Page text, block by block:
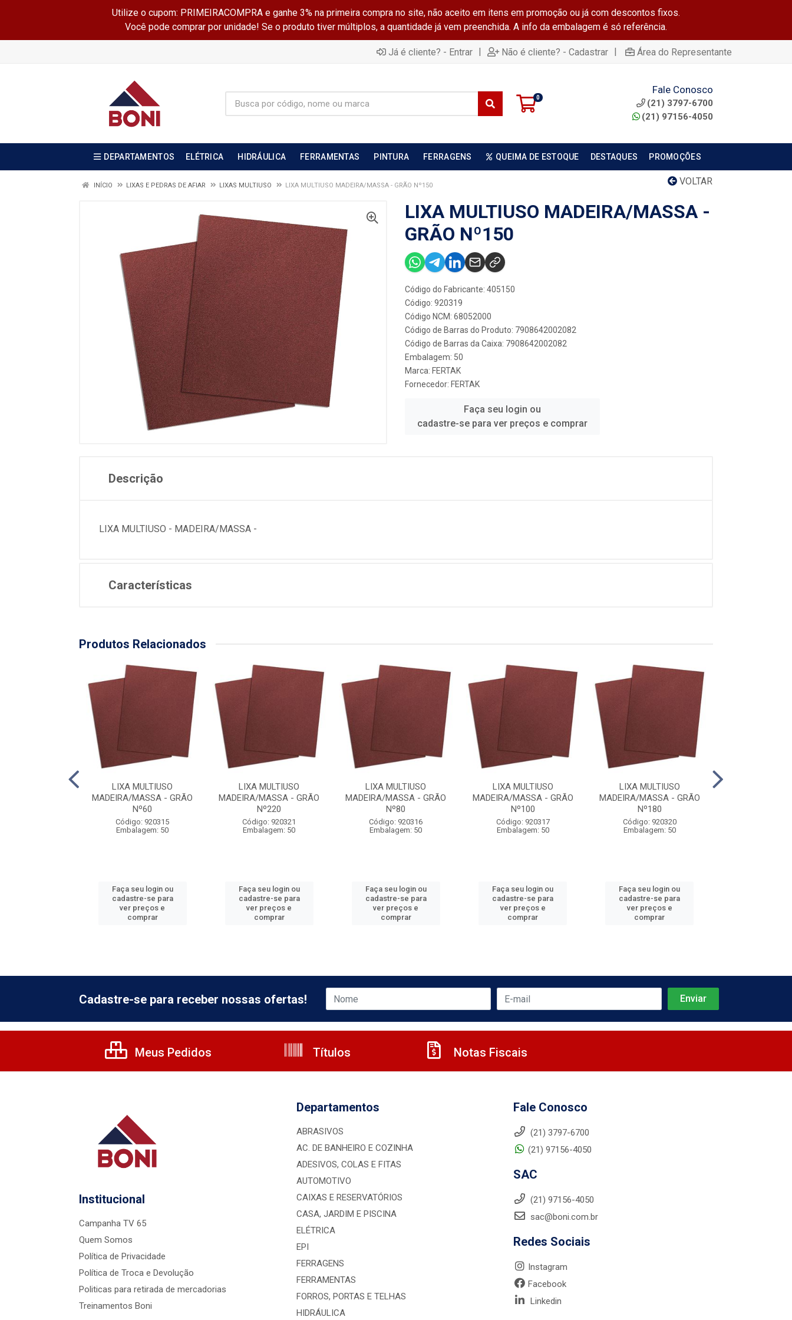
Utilize o cupom: PRIMEIRACOMPRA e ganhe 3% na primeira compra no site, não aceito em itens em promoção ou já com descontos fixos.
Você pode comprar por unidade! Se o produto tiver múltiplos, a quantidade já vem preenchida. A info da embalagem é só referência.
Já é cliente? - Entrar | Não é cliente? - Cadastrar | Área do Representante
0
Fale Conosco
(21) 3797-6700
(21) 97156-4050
DEPARTAMENTOS ELÉTRICA HIDRÁULICA FERRAMENTAS PINTURA FERRAGENS QUEIMA DE ESTOQUE DESTAQUES PROMOÇÕES
VOLTAR
INÍCIO LIXAS E PEDRAS DE AFIAR LIXAS MULTIUSO LIXA MULTIUSO MADEIRA/MASSA - GRÃO Nº150
LIXA MULTIUSO MADEIRA/MASSA -
GRÃO Nº150
Código do Fabricante: 405150
Código: 920319
Código NCM: 68052000
Código de Barras do Produto: 7908642002082
Código de Barras da Caixa: 7908642002082
Embalagem: 50
Marca: FERTAK
Fornecedor: FERTAK
Faça seu login ou
cadastre-se para ver preços e comprar
Descrição
LIXA MULTIUSO - MADEIRA/MASSA -
Características
Produtos Relacionados
LIXA MULTIUSO
MADEIRA/MASSA - GRÃO
Nº60
Código: 920315
Embalagem: 50
Faça seu login ou
cadastre-se para
ver preços e
comprar
LIXA MULTIUSO
MADEIRA/MASSA - GRÃO
Nº220
Código: 920321
Embalagem: 50
Faça seu login ou
cadastre-se para
ver preços e
comprar
LIXA MULTIUSO
MADEIRA/MASSA - GRÃO
Nº80
Código: 920316
Embalagem: 50
Faça seu login ou
cadastre-se para
ver preços e
comprar
LIXA MULTIUSO
MADEIRA/MASSA - GRÃO
Nº100
Código: 920317
Embalagem: 50
Faça seu login ou
cadastre-se para
ver preços e
comprar
LIXA MULTIUSO
MADEIRA/MASSA - GRÃO
Nº180
Código: 920320
Embalagem: 50
Faça seu login ou
cadastre-se para
ver preços e
comprar
Cadastre-se para receber nossas ofertas!
Meus Pedidos Títulos Notas Fiscais
Institucional
Campanha TV 65
Quem Somos
Política de Privacidade
Política de Troca e Devolução
Politicas para retirada de mercadorias
Treinamentos Boni
Departamentos
ABRASIVOS
AC. DE BANHEIRO E COZINHA
ADESIVOS, COLAS E FITAS
AUTOMOTIVO
CAIXAS E RESERVATÓRIOS
CASA, JARDIM E PISCINA
ELÉTRICA
EPI
FERRAGENS
FERRAMENTAS
FORROS, PORTAS E TELHAS
HIDRÁULICA
Fale Conosco
(21) 3797-6700
(21) 97156-4050
SAC
(21) 97156-4050
sac@boni.com.br
Redes Sociais
Instagram
Facebook
Linkedin